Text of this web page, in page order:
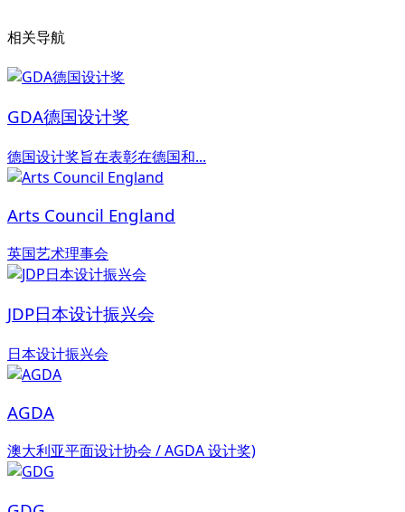
相关导航
GDA德国设计奖
德国设计奖旨在表彰在德国和...
Arts Council England
英国艺术理事会
JDP日本设计振兴会
日本设计振兴会
AGDA
澳大利亚平面设计协会 / AGDA 设计奖)